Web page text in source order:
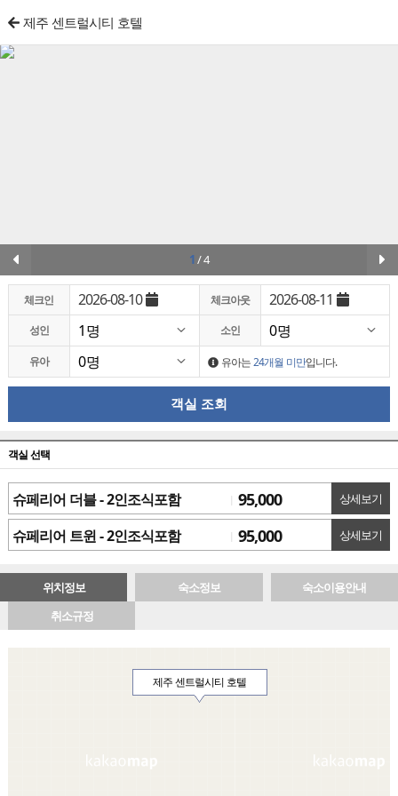
제주 센트럴시티 호텔
1 /4
체크인 2026-08-10 체크아웃 2026-08-11
성인 소인
유아 유아는24개월 미만입니다.
객실 조회
객실 선택
슈페리어 더블 - 2인조식포함 95,000 상세보기
슈페리어 트윈 - 2인조식포함 95,000 상세보기
위치정보 숙소정보
숙소이용안내
취소규정
제주 센트럴시티 호텔